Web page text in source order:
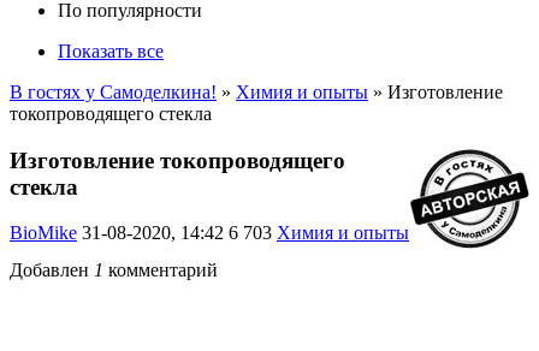
По популярности
Показать все
В гостях у Самоделкина! » Химия и опыты » Изготовление
токопроводящего стекла
Изготовление токопроводящего
стекла
BioMike 31-08-2020, 14:42 6 703 Химия и опыты
Добавлен 1 комментарий